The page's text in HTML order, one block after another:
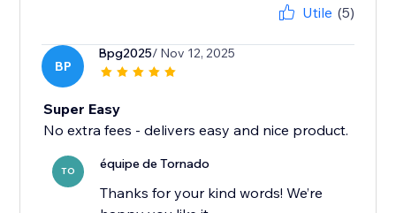
Utile (5)
BP
Bpg2025/ Nov 12, 2025
Super Easy
No extra fees - delivers easy and nice product.
TO équipe de Tornado
Thanks for your kind words! We’re